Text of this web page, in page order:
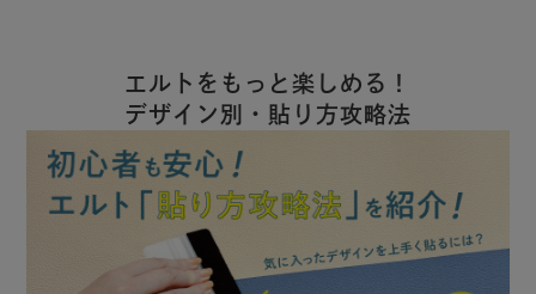
エルトをもっと楽しめる！
デザイン別・貼り方攻略法